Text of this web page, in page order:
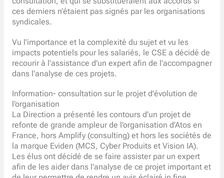
ces derniers n’étaient pas signés par les organisations
syndicales.
Vu l’importance et la complexité du sujet et vu les
impacts potentiels pour les salariés, le CSE a décidé de
recourir à l’assistance d’un expert afin de l’accompagner
dans l’analyse de ces projets.
Information- consultation sur le projet d’évolution de
l’organisation
La Direction a présenté les contours d’un projet de
refonte de grande ampleur de l’organisation d’Atos en
France, hors Amplify (consulting) et hors les sociétés de
la marque Eviden (MCS, Cyber Produits et Vision IA).
Les élus ont décidé de se faire assister par un expert
afin de les aider dans l’analyse de ce projet important et